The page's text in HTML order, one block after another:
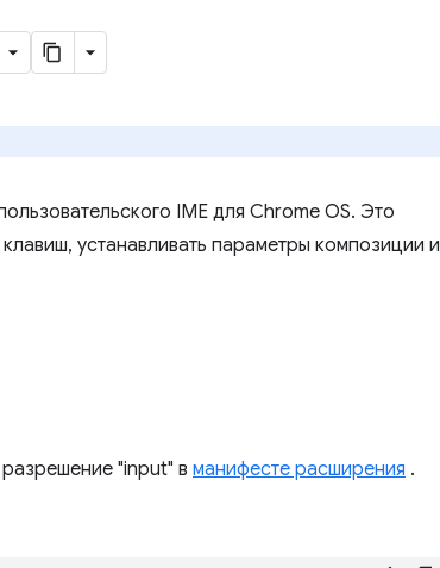
IME для Chrome OS. Это
устанавливать параметры композиции и
"input" в манифесте расширения .